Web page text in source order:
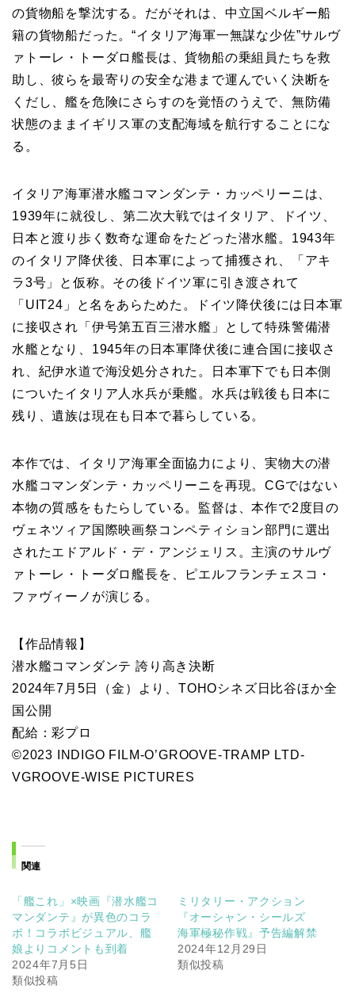
の貨物船を撃沈する。だがそれは、中立国ベルギー船
籍の貨物船だった。“イタリア海軍一無謀な少佐”サルヴ
ァトーレ・トーダロ艦長は、貨物船の乗組員たちを救
助し、彼らを最寄りの安全な港まで運んでいく決断を
くだし、艦を危険にさらすのを覚悟のうえで、無防備
状態のままイギリス軍の支配海域を航行することにな
る。
イタリア海軍潜水艦コマンダンテ・カッペリーニは、
1939年に就役し、第二次大戦ではイタリア、ドイツ、
日本と渡り歩く数奇な運命をたどった潜水艦。1943年
のイタリア降伏後、日本軍によって捕獲され、「アキ
ラ3号」と仮称。その後ドイツ軍に引き渡されて
「UIT24」と名をあらためた。ドイツ降伏後には日本軍
に接収され「伊号第五百三潜水艦」として特殊警備潜
水艦となり、1945年の日本軍降伏後に連合国に接収さ
れ、紀伊水道で海没処分された。日本軍下でも日本側
についたイタリア人水兵が乗艦。水兵は戦後も日本に
残り、遺族は現在も日本で暮らしている。
本作では、イタリア海軍全面協力により、実物大の潜
水艦コマンダンテ・カッペリーニを再現。CGではない
本物の質感をもたらしている。監督は、本作で2度目の
ヴェネツィア国際映画祭コンペティション部門に選出
されたエドアルド・デ・アンジェリス。主演のサルヴ
ァトーレ・トーダロ艦長を、ピエルフランチェスコ・
ファヴィーノが演じる。
【作品情報】
潜水艦コマンダンテ 誇り高き決断
2024年7月5日（金）より、TOHOシネズ日比谷ほか全
国公開
配給：彩プロ
©2023 INDIGO FILM-O’GROOVE-TRAMP LTD-
VGROOVE-WISE PICTURES
関連
「艦これ」×映画『潜水艦コ
マンダンテ』が異色のコラ
ボ！コラボビジュアル、艦
娘よりコメントも到着
2024年7月5日
類似投稿
ミリタリー・アクション
『オーシャン・シールズ
海軍極秘作戦』予告編解禁
2024年12月29日
類似投稿